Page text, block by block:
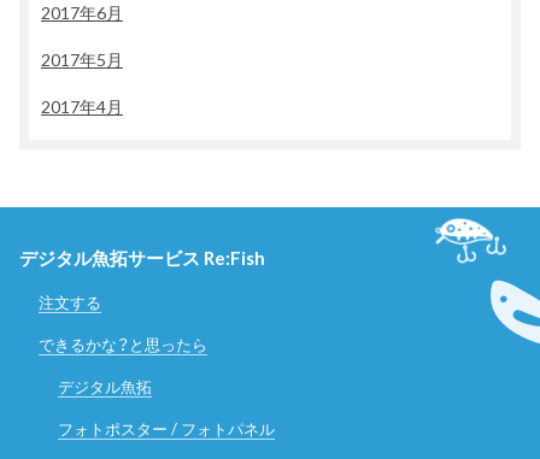
2017年6月
2017年5月
2017年4月
デジタル魚拓サービス Re:Fish
注文する
できるかな？と思ったら
デジタル魚拓
フォトポスター / フォトパネル